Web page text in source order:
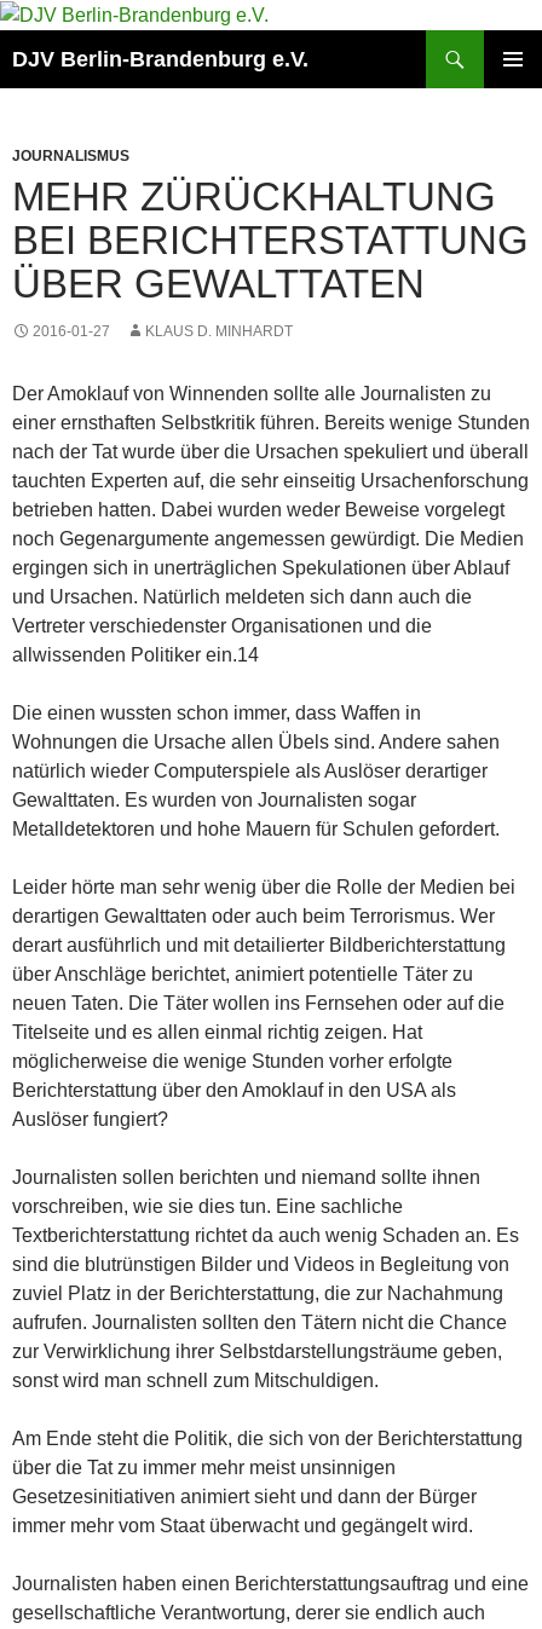
Zum
springen
DJV Berlin-Brandenburg e.V.
JOURNALISMUS
MEHR ZÜRÜCKHALTUNG
BEI BERICHTERSTATTUNG
ÜBER GEWALTTATEN
2016-01-27 KLAUS D. MINHARDT
Der Amoklauf von Winnenden sollte alle Journalisten zu
einer ernsthaften Selbstkritik führen. Bereits wenige Stunden
nach der Tat wurde über die Ursachen spekuliert und überall
tauchten Experten auf, die sehr einseitig Ursachenforschung
betrieben hatten. Dabei wurden weder Beweise vorgelegt
noch Gegenargumente angemessen gewürdigt. Die Medien
ergingen sich in unerträglichen Spekulationen über Ablauf
und Ursachen. Natürlich meldeten sich dann auch die
Vertreter verschiedenster Organisationen und die
allwissenden Politiker ein.14
Die einen wussten schon immer, dass Waffen in
Wohnungen die Ursache allen Übels sind. Andere sahen
natürlich wieder Computerspiele als Auslöser derartiger
Gewalttaten. Es wurden von Journalisten sogar
Metalldetektoren und hohe Mauern für Schulen gefordert.
Leider hörte man sehr wenig über die Rolle der Medien bei
derartigen Gewalttaten oder auch beim Terrorismus. Wer
derart ausführlich und mit detailierter Bildberichterstattung
über Anschläge berichtet, animiert potentielle Täter zu
neuen Taten. Die Täter wollen ins Fernsehen oder auf die
Titelseite und es allen einmal richtig zeigen. Hat
möglicherweise die wenige Stunden vorher erfolgte
Berichterstattung über den Amoklauf in den USA als
Auslöser fungiert?
Journalisten sollen berichten und niemand sollte ihnen
vorschreiben, wie sie dies tun. Eine sachliche
Textberichterstattung richtet da auch wenig Schaden an. Es
sind die blutrünstigen Bilder und Videos in Begleitung von
zuviel Platz in der Berichterstattung, die zur Nachahmung
aufrufen. Journalisten sollten den Tätern nicht die Chance
zur Verwirklichung ihrer Selbstdarstellungsträume geben,
sonst wird man schnell zum Mitschuldigen.
Am Ende steht die Politik, die sich von der Berichterstattung
über die Tat zu immer mehr meist unsinnigen
Gesetzesinitiativen animiert sieht und dann der Bürger
immer mehr vom Staat überwacht und gegängelt wird.
Journalisten haben einen Berichterstattungsauftrag und eine
gesellschaftliche Verantwortung, derer sie endlich auch